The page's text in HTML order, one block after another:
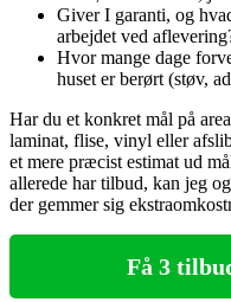
Giver I garanti, og
arbejdet ved
Hvor mange dage
huset er berørt (støv,
Har du et konkret mål på
laminat, flise, vinyl eller
et mere præcist estimat ud
allerede har tilbud, kan jeg
der gemmer sig
Få 3